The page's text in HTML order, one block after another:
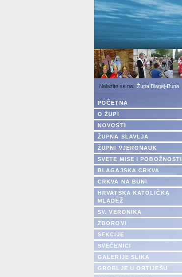
Župa Blagaj-Buna
POČETNA
O ŽUPI
NOVOSTI
ŽUPNA SLAVLJA
ŽUPNI VJERONAUK
SVETE MISE I POBOŽNOSTI
BLAGAJSKA CRKVA
CRKVA NA BUNI
HRVATSKA KATOLIČKA
MLADEŽ
SV. VERONIKA
ZBOROVI
SEKCIJE
SVEĆENICI
GALERIJE SLIKA
GROBLJE U ORTIJEŠU